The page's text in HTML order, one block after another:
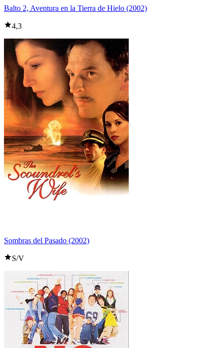
Balto 2, Aventura en la Tierra de Hielo (2002)
4,3
Sombras del Pasado (2002)
S/V